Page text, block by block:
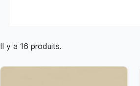
Il y a 16 produits.